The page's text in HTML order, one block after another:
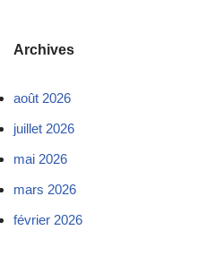
Archives
août 2026
juillet 2026
mai 2026
mars 2026
février 2026